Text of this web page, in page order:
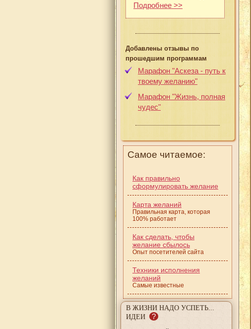
Подробнее >>
Добавлены отзывы по
прошедшим программам
Марафон "Аскеза - путь к
твоему желанию"
Марафон "Жизнь, полная
чудес"
Самое читаемое:
Как правильно
сформулировать желание
Карта желаний
Правильная карта, которая
100% работает
Как сделать, чтобы
желание сбылось
Опыт посетителей сайта
Техники исполнения
желаний
Самые известные
В ЖИЗНИ НАДО УСПЕТЬ...
ИДЕИ
?